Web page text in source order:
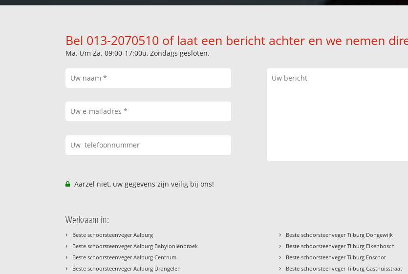
Bel 013-2070510 of laat een bericht achter en we nemen
Ma. t/m Za. 09:00-17:00u, Zondags gesloten.
Aarzel niet, uw gegevens zijn veilig bij ons!
Werkzaam in:
› Beste schoorsteenveger Aalburg
› Beste schoorsteenveger Aalburg Babyloniënbroek
› Beste schoorsteenveger Aalburg Centrum
› Beste schoorsteenveger Aalburg Drongelen
› Beste schoorsteenveger Tilburg Dongewijk
› Beste schoorsteenveger Tilburg Eikenbosch
› Beste schoorsteenveger Tilburg Enschot
› Beste schoorsteenveger Tilburg Gasthuisstraat